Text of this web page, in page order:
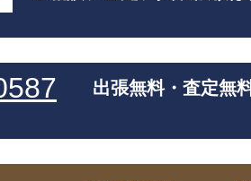
出張無料・査定無